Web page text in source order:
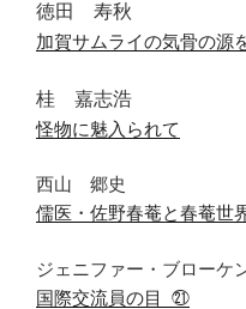
徳田 寿秋
加賀サムライの気骨の源
桂 嘉志浩
怪物に魅入られて
西山 郷史
儒医・佐野春菴と春菴世
ジェニファー・ブローケ
国際交流員の目
㉑